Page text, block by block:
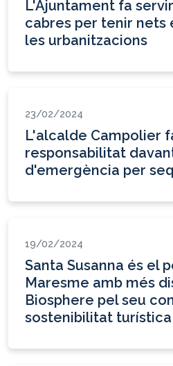
L'Ajuntament fa
cabres per tenir nets
les urbanitzacions
23/02/2024
L'alcalde Campolier
responsabilitat
d'emergència per
19/02/2024
Santa Susanna és el
Maresme amb més
Biosphere pel seu
sostenibilitat turística